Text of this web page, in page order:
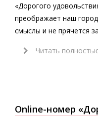
«Дорогого
преображает наш
смыслы и не прячется
Читать
Online-номер